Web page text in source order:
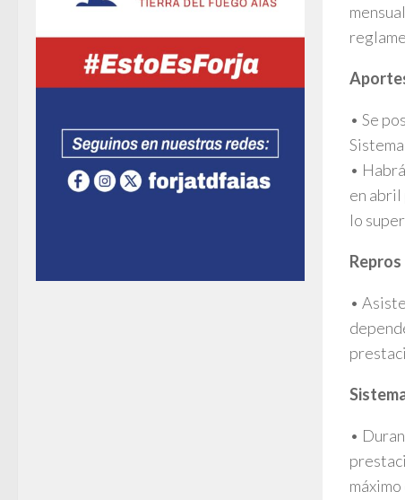
• Se
•
en abril
lo
Repros
•
•